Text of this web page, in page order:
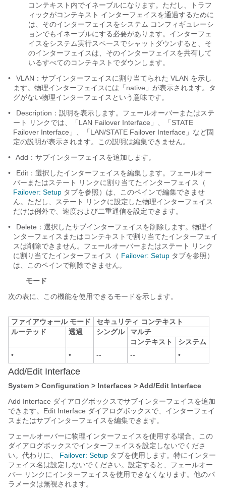
コンテキスト内でイネーブルになります。ただし、トラフ
ィックがコンテキスト インターフェイスを通過するために
は、そのインターフェイスをシステム コンフィギュレーシ
ョンでもイネーブルにする必要があります。インターフェ
イスをシステム実行スペースでシャットダウンすると、そ
のインターフェイスは、そのインターフェイスを共有して
いるすべてのコンテキストでダウンします。
•
VLAN：サブインターフェイスに割り当てられた VLAN を示し
ます。物理インターフェイスには「native」が表示されます。タ
グがない物理インターフェイスという意味です。
•
Description：説明を表示します。フェールオーバーまたはステ
ート リンクでは、「LAN Failover Interface」、「STATE
Failover Interface」、「LAN/STATE Failover Interface」など固
定の説明が表示されます。この説明は編集できません。
•
Add：サブインターフェイスを追加します。
•
Edit：選択したインターフェイスを編集します。フェールオー
バーまたはステート リンクに割り当てたインターフェイス（
Failover: Setup タブを参照）は、このペインで編集できませ
ん。ただし、ステート リンクに設定した物理インターフェイス
だけは例外で、速度および二重通信を設定できます。
•
Delete：選択したサブインターフェイスを削除します。物理イ
ンターフェイスまたはコンテキストで割り当てたインターフェイ
スは削除できません。フェールオーバーまたはステート リンク
に割り当てたインターフェイス（ Failover: Setup タブを参照）
は、このペインで削除できません。
モード
次の表に、この機能を使用できるモードを示します。
ファイアウォール モード
セキュリティ コンテキスト
ルーテッド
透過 シングル
マルチ
コンテキスト
システム
•
• -- -- •
Add/Edit Interface
System > Configuration > Interfaces > Add/Edit Interface
Add Interface ダイアログボックスでサブインターフェイスを追加
できます。Edit Interface ダイアログボックスで、インターフェイ
スまたはサブインターフェイスを編集できます。
フェールオーバーに物理インターフェイスを使用する場合、この
ダイアログボックスでインターフェイスを設定しないでくださ
い。代わりに、
Failover: Setup タブを使用します。特にインター
フェイス名は設定しないでください。設定すると、フェールオー
バー リンクにインターフェイスを使用できなくなります。他のパ
ラメータは無視されます。